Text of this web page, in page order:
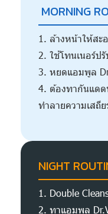
MORNING
1. ล้างหน้าให้สะ
2. ใช้โทนเนอร์ป
3. หยดแอมพูล
4. ต้องทากันแด
ทำลายความเสถี
NIGHT
1. Double
2. ทาแอมพูล